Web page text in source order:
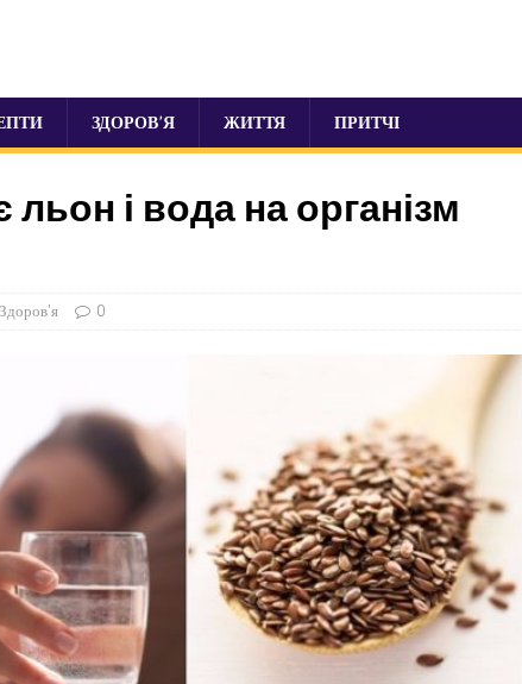
ЗДОРОВ’Я ЖИТТЯ ПРИТЧІ
і вода на організм
Здоров'я 0